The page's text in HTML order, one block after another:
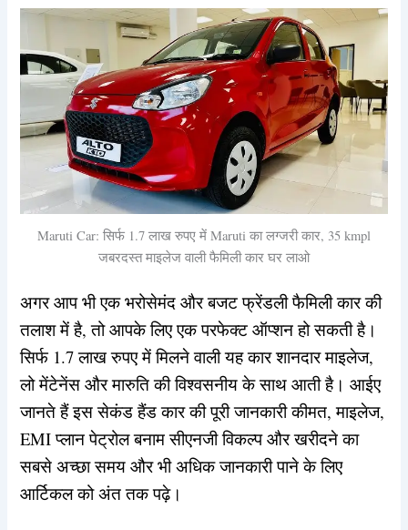
Maruti Car: सिर्फ 1.7 लाख रुपए में Maruti का लग्जरी कार, 35 kmpl
जबरदस्त माइलेज वाली फैमिली कार घर लाओ
अगर आप भी एक भरोसेमंद और बजट फ्रेंडली फैमिली कार की
तलाश में है, तो आपके लिए एक परफेक्ट ऑप्शन हो सकती है।
सिर्फ 1.7 लाख रुपए में मिलने वाली यह कार शानदार माइलेज,
लो मेंटेनेंस और मारुति की विश्वसनीय के साथ आती है। आईए
जानते हैं इस सेकंड हैंड कार की पूरी जानकारी कीमत, माइलेज,
EMI प्लान पेट्रोल बनाम सीएनजी विकल्प और खरीदने का
सबसे अच्छा समय और भी अधिक जानकारी पाने के लिए
आर्टिकल को अंत तक पढ़े।